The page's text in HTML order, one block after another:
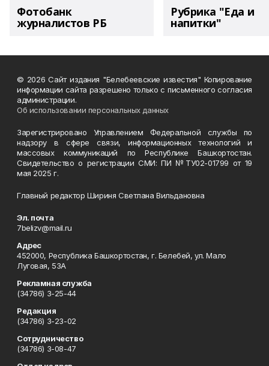
Фотобанк
журналистов РБ
Рубрика "Еда и
напитки"
© 2026 Сайт издания "Белебеевские известия" Копирование
информации сайта разрешено только с письменного согласия
администрации.
Об использовании персональных данных
Зарегистрировано Управлением Федеральной службы по
надзору в сфере связи, информационных технологий и
массовых коммуникаций по Республике Башкортостан.
Свидетельство о регистрации СМИ: ПИ №ТУ02-01799 от 19
мая 2025 г.
Главный редактор Шириня Светлана Вильдановна
Эл. почта
7belizv@mail.ru
Адрес
452000, Республика Башкортостан, г. Белебей, ул. Мало
Луговая, 53А
Рекламная служба
(34786) 3-25-44
Редакция
(34786) 3-23-02
Сотрудничество
(34786) 3-08-47